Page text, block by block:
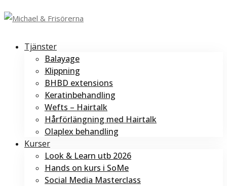
Tjänster
Balayage
Klippning
BHBD extensions
Keratinbehandling
Wefts – Hairtalk
Hårförlängning med Hairtalk
Olaplex behandling
Kurser
Look & Learn utb 2026
Hands on kurs i SoMe
Social Media Masterclass